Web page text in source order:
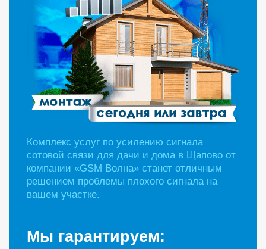
Комплекс услуг по усилению сигнала
сотовой связи для дачи и дома в Щапово от
компании «GSM Волна» станет отличным
решением проблемы плохого сигнала на
вашем участке.
Мы гарантируем: